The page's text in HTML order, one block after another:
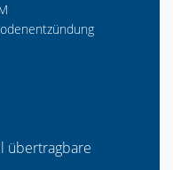
übertragbare